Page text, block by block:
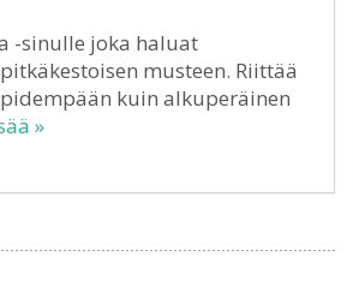
-sinulle joka haluat
musteen. Riittää
kuin alkuperäinen
»